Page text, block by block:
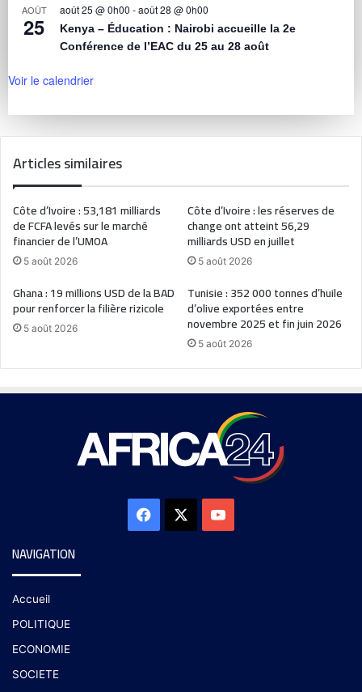
AOÛT
25
août 25 @ 0h00 -août 28 @ 0h00
Kenya – Éducation : Nairobi accueille la 2e
Conférence de l’EAC du 25 au 28 août
Voir le calendrier
Articles similaires
Côte d’Ivoire : 53,181 milliards
de FCFA levés sur le marché
financier de l’UMOA
5 août 2026
Côte d’Ivoire : les réserves de
change ont atteint 56,29
milliards USD en juillet
5 août 2026
Ghana : 19 millions USD de la BAD
pour renforcer la filière rizicole
5 août 2026
Tunisie : 352 000 tonnes d’huile
d’olive exportées entre
novembre 2025 et fin juin 2026
5 août 2026
NAVIGATION
Accueil
POLITIQUE
ECONOMIE
SOCIETE